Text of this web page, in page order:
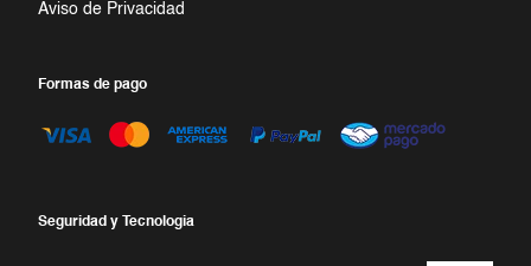
Aviso de Privacidad
Formas de pago
Seguridad y Tecnologia